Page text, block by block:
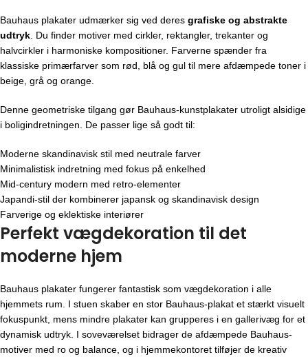
Bauhaus plakater udmærker sig ved deres grafiske og abstrakte
udtryk . Du finder motiver med cirkler, rektangler, trekanter og
halvcirkler i harmoniske kompositioner. Farverne spænder fra
klassiske primærfarver som rød, blå og gul til mere afdæmpede toner i
beige, grå og orange.
Denne geometriske tilgang gør Bauhaus-kunstplakater utroligt alsidige
i boligindretningen. De passer lige så godt til:
Moderne skandinavisk stil med neutrale farver
Minimalistisk indretning med fokus på enkelhed
Mid-century modern med retro-elementer
Japandi-stil der kombinerer japansk og skandinavisk design
Farverige og eklektiske interiører
Perfekt vægdekoration til det
moderne hjem
Bauhaus plakater fungerer fantastisk som vægdekoration i alle
hjemmets rum. I stuen skaber en stor Bauhaus-plakat et stærkt visuelt
fokuspunkt, mens mindre plakater kan grupperes i en gallerivæg for et
dynamisk udtryk. I soveværelset bidrager de afdæmpede Bauhaus-
motiver med ro og balance, og i hjemmekontoret tilføjer de kreativ